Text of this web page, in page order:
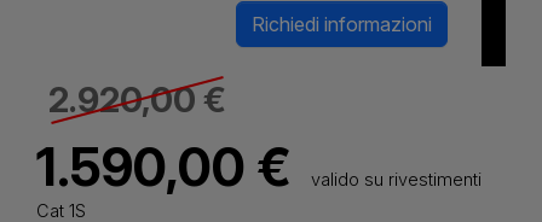
Richiedi informazioni
2.920,00 €
1.590,00 €
valido su rivestimenti
Cat 1S